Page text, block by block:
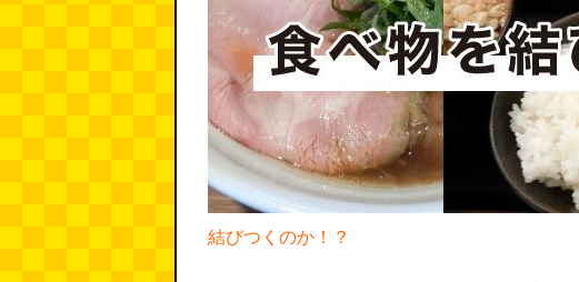
結びつくのか！？